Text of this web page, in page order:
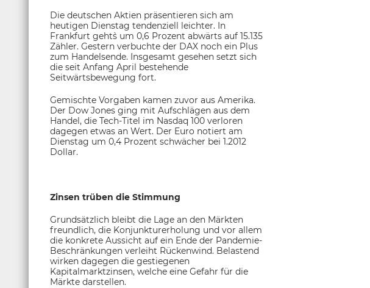
Die deutschen Aktien präsentieren sich am
heutigen Dienstag tendenziell leichter. In
Frankfurt geht`s um 0,6 Prozent abwärts auf 15.135
Zähler. Gestern verbuchte der DAX noch ein Plus
zum Handelsende. Insgesamt gesehen setzt sich
die seit Anfang April bestehende
Seitwärtsbewegung fort.
Gemischte Vorgaben kamen zuvor aus Amerika.
Der Dow Jones ging mit Aufschlägen aus dem
Handel, die Tech-Titel im Nasdaq 100 verloren
dagegen etwas an Wert. Der Euro notiert am
Dienstag um 0,4 Prozent schwächer bei 1.2012
Dollar.
Zinsen trüben die Stimmung
Grundsätzlich bleibt die Lage an den Märkten
freundlich, die Konjunkturerholung und vor allem
die konkrete Aussicht auf ein Ende der Pandemie-
Beschränkungen verleiht Rückenwind. Belastend
wirken dagegen die gestiegenen
Kapitalmarktzinsen, welche eine Gefahr für die
Märkte darstellen.